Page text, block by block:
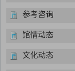
参考咨询
馆情动态
文化动态